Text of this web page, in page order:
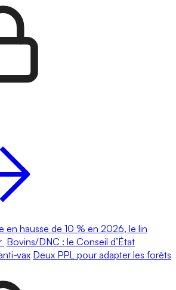
en hausse de 10 % en 2026, le lin
Bovins/DNC : le Conseil d’État
vax Deux PPL pour adapter les forêts